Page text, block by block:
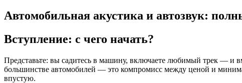
Автомобильная акустика и автозвук:
Вступление: с чего начать?
Представьте: вы садитесь в машину, включаете любимый трек — и
большинстве автомобилей — это компромисс между ценой и
впустую.